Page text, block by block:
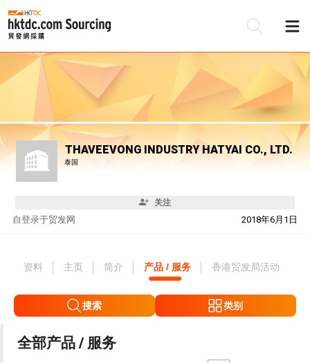
THAVEEVONG INDUSTRY HATYAI CO., LTD.
泰国
关注
自 2018年6月1日
登录于贸发网
资料 主页 简介 产品 / 服务 香港贸发局活动
搜索 类别
全部产品 / 服务